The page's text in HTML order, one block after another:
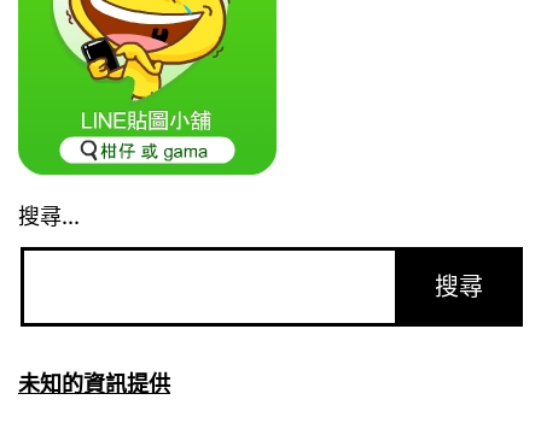
搜尋...
未知的資訊提供